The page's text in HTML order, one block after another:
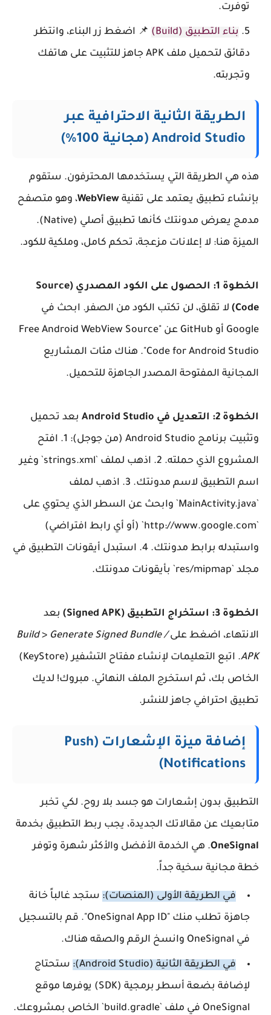
توفرت.
بناء التطبيق (Build)
📌 اضغط زر البناء، وانتظر
دقائق لتحميل ملف APK جاهز للتثبيت على هاتفك
وتجربته.
الطريقة الثانية الاحترافية عبر
Android Studio (مجانية 100%)
هذه هي الطريقة التي يستخدمها المحترفون. ستقوم
بإنشاء تطبيق يعتمد على تقنية WebView، وهو متصفح
مدمج يعرض مدونتك كأنها تطبيق أصلي (Native).
الميزة هنا: لا إعلانات مزعجة، تحكم كامل، وملكية للكود.
الخطوة 1: الحصول على الكود المصدري (Source
Code)
لا تقلق، لن تكتب الكود من الصفر. ابحث في
Google أو GitHub عن "Free Android WebView Source
Code for Android Studio". هناك مئات المشاريع
المجانية المفتوحة المصدر الجاهزة للتحميل.
الخطوة 2: التعديل في Android Studio
بعد تحميل
وتثبيت برنامج Android Studio (من جوجل): 1. افتح
المشروع الذي حملته. 2. اذهب لملف `strings.xml` وغير
اسم التطبيق لاسم مدونتك. 3. اذهب لملف
`MainActivity.java` وابحث عن السطر الذي يحتوي على
`http://www.google.com` (أو أي رابط افتراضي)
واستبدله برابط مدونتك. 4. استبدل أيقونات التطبيق في
مجلد `res/mipmap` بأيقونات مدونتك.
الخطوة 3: استخراج التطبيق (Signed APK)
بعد
الانتهاء، اضغط على
Build> Generate Signed Bundle /
APK
. اتبع التعليمات لإنشاء مفتاح التشفير (KeyStore)
الخاص بك، ثم استخرج الملف النهائي. مبروك! لديك
تطبيق احترافي جاهز للنشر.
إضافة ميزة الإشعارات (Push
Notifications)
التطبيق بدون إشعارات هو جسد بلا روح. لكي تخبر
متابعيك عن مقالاتك الجديدة، يجب ربط التطبيق بخدمة
OneSignal. هي الخدمة الأفضل والأكثر شهرة وتوفر
خطة مجانية سخية جداً.
في الطريقة الأولى (المنصات): ستجد غالباً خانة
جاهزة تطلب منك "OneSignal App ID". قم بالتسجيل
في OneSignal وانسخ الرقم والصقه هناك.
في الطريقة الثانية (Android Studio):
ستحتاج
لإضافة بضعة أسطر برمجية (SDK) يوفرها موقع
OneSignal في ملف `build.gradle` الخاص بمشروعك.